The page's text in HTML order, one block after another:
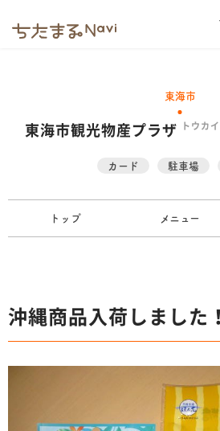
東海市
東海市観光物産プラザ トウカ
カード 駐車場
トップ メニュー
沖縄商品入荷しました！